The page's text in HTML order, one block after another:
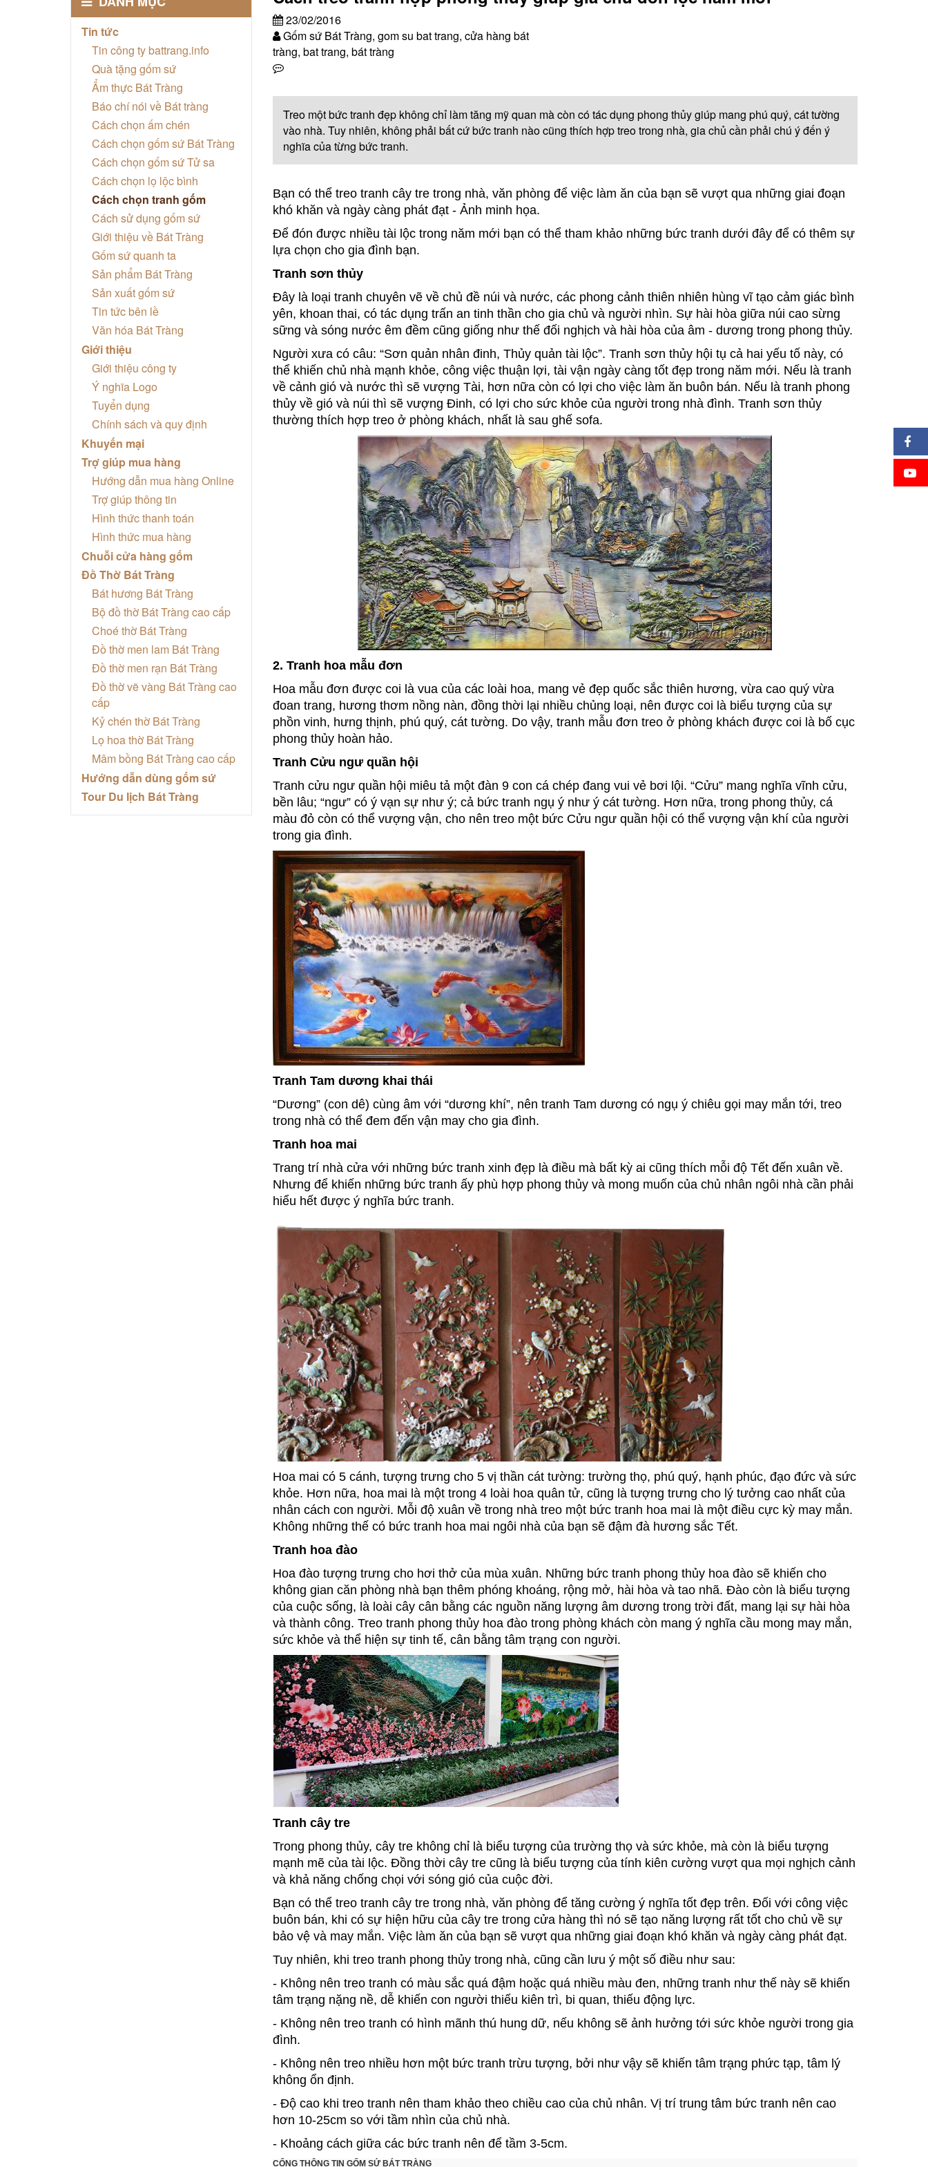
23/02/2016
Gốm sứ Bát Tràng, gom su bat trang, cửa hàng bát
tràng, bat trang, bát tràng
Treo một bức tranh đẹp không chỉ làm tăng mỹ quan mà còn có tác dụng phong thủy giúp mang phú quý, cát tường
vào nhà. Tuy nhiên, không phải bất cứ bức tranh nào cũng thích hợp treo trong nhà, gia chủ cần phải chú ý đến ý
nghĩa của từng bức tranh.
Bạn có thể treo tranh cây tre trong nhà, văn phòng để việc làm ăn của bạn sẽ vượt qua những giai đoạn
khó khăn và ngày càng phát đạt - Ảnh minh họa.
Để đón được nhiều tài lộc trong năm mới bạn có thể tham khảo những bức tranh dưới đây để có thêm sự
lựa chọn cho gia đình bạn.
Tranh sơn thủy
Đây là loại tranh chuyên vẽ về chủ đề núi và nước, các phong cảnh thiên nhiên hùng vĩ tạo cảm giác bình
yên, khoan thai, có tác dụng trấn an tinh thần cho gia chủ và người nhìn. Sự hài hòa giữa núi cao sừng
sững và sóng nước êm đềm cũng giống như thế đối nghịch và hài hòa của âm - dương trong phong thủy.
Người xưa có câu: “Sơn quản nhân đinh, Thủy quản tài lộc”. Tranh sơn thủy hội tụ cả hai yếu tố này, có
thể khiến chủ nhà mạnh khỏe, công việc thuận lợi, tài vận ngày càng tốt đẹp trong năm mới. Nếu là tranh
về cảnh gió và nước thì sẽ vượng Tài, hơn nữa còn có lợi cho việc làm ăn buôn bán. Nếu là tranh phong
thủy về gió và núi thì sẽ vượng Đinh, có lợi cho sức khỏe của người trong nhà đình. Tranh sơn thủy
thường thích hợp treo ở phòng khách, nhất là sau ghế sofa.
2. Tranh hoa mẫu đơn
Hoa mẫu đơn được coi là vua của các loài hoa, mang vẻ đẹp quốc sắc thiên hương, vừa cao quý vừa
đoan trang, hương thơm nồng nàn, đồng thời lại nhiều chủng loại, nên được coi là biểu tượng của sự
phồn vinh, hưng thịnh, phú quý, cát tường. Do vậy, tranh mẫu đơn treo ở phòng khách được coi là bố cục
phong thủy hoàn hảo.
Tranh Cửu ngư quần hội
Tranh cửu ngư quần hội miêu tả một đàn 9 con cá chép đang vui vẻ bơi lội. “Cửu” mang nghĩa vĩnh cửu,
bền lâu; “ngư” có ý vạn sự như ý; cả bức tranh ngụ ý như ý cát tường. Hơn nữa, trong phong thủy, cá
màu đỏ còn có thể vượng vận, cho nên treo một bức Cửu ngư quần hội có thể vượng vận khí của người
trong gia đình.
Tranh Tam dương khai thái
“Dương” (con dê) cùng âm với “dương khí”, nên tranh Tam dương có ngụ ý chiêu gọi may mắn tới, treo
trong nhà có thể đem đến vận may cho gia đình.
Tranh hoa mai
Trang trí nhà cửa với những bức tranh xinh đẹp là điều mà bất kỳ ai cũng thích mỗi độ Tết đến xuân về.
Nhưng để khiến những bức tranh ấy phù hợp phong thủy và mong muốn của chủ nhân ngôi nhà cần phải
hiểu hết được ý nghĩa bức tranh.
Hoa mai có 5 cánh, tượng trưng cho 5 vị thần cát tường: trường thọ, phú quý, hạnh phúc, đạo đức và sức
khỏe. Hơn nữa, hoa mai là một trong 4 loài hoa quân tử, cũng là tượng trưng cho lý tưởng cao nhất của
nhân cách con người. Mỗi độ xuân về trong nhà treo một bức tranh hoa mai là một điều cực kỳ may mắn.
Không những thế có bức tranh hoa mai ngôi nhà của bạn sẽ đậm đà hương sắc Tết.
Tranh hoa đào
Hoa đào tượng trưng cho hơi thở của mùa xuân. Những bức tranh phong thủy hoa đào sẽ khiến cho
không gian căn phòng nhà bạn thêm phóng khoáng, rộng mở, hài hòa và tao nhã. Đào còn là biểu tượng
của cuộc sống, là loài cây cân bằng các nguồn năng lượng âm dương trong trời đất, mang lại sự hài hòa
và thành công. Treo tranh phong thủy hoa đào trong phòng khách còn mang ý nghĩa cầu mong may mắn,
sức khỏe và thể hiện sự tinh tế, cân bằng tâm trạng con người.
Tranh cây tre
Trong phong thủy, cây tre không chỉ là biểu tượng của trường thọ và sức khỏe, mà còn là biểu tượng
mạnh mẽ của tài lộc. Đồng thời cây tre cũng là biểu tượng của tính kiên cường vượt qua mọi nghịch cảnh
và khả năng chống chọi với sóng gió của cuộc đời.
Bạn có thể treo tranh cây tre trong nhà, văn phòng để tăng cường ý nghĩa tốt đẹp trên. Đối với công việc
buôn bán, khi có sự hiện hữu của cây tre trong cửa hàng thì nó sẽ tạo năng lượng rất tốt cho chủ về sự
bảo vệ và may mắn. Việc làm ăn của bạn sẽ vượt qua những giai đoạn khó khăn và ngày càng phát đạt.
Tuy nhiên, khi treo tranh phong thủy trong nhà, cũng cần lưu ý một số điều như sau:
- Không nên treo tranh có màu sắc quá đậm hoặc quá nhiều màu đen, những tranh như thế này sẽ khiến
tâm trạng nặng nề, dễ khiến con người thiếu kiên trì, bi quan, thiếu động lực.
- Không nên treo tranh có hình mãnh thú hung dữ, nếu không sẽ ảnh hưởng tới sức khỏe người trong gia
đình.
- Không nên treo nhiều hơn một bức tranh trừu tượng, bởi như vậy sẽ khiến tâm trạng phức tạp, tâm lý
không ổn định.
- Độ cao khi treo tranh nên tham khảo theo chiều cao của chủ nhân. Vị trí trung tâm bức tranh nên cao
hơn 10-25cm so với tầm nhìn của chủ nhà.
- Khoảng cách giữa các bức tranh nên để tầm 3-5cm.
CỔNG THÔNG TIN GỐM SỨ BÁT TRÀNG
Tin tức
Tin công ty battrang.info
Quà tặng gốm sứ
Ẩm thực Bát Tràng
Báo chí nói về Bát tràng
Cách chọn ấm chén
Cách chọn gốm sứ Bát Tràng
Cách chọn gốm sứ Tử sa
Cách chọn lọ lộc bình
Cách chọn tranh gốm
Cách sử dụng gốm sứ
Giới thiệu về Bát Tràng
Gốm sứ quanh ta
Sản phẩm Bát Tràng
Sản xuất gốm sứ
Tin tức bên lề
Văn hóa Bát Tràng
Giới thiệu
Giới thiệu công ty
Ý nghĩa Logo
Tuyển dụng
Chính sách và quy định
Khuyến mại
Trợ giúp mua hàng
Hướng dẫn mua hàng Online
Trợ giúp thông tin
Hình thức thanh toán
Hình thức mua hàng
Chuỗi cửa hàng gốm
Đồ Thờ Bát Tràng
Bát hương Bát Tràng
Bộ đồ thờ Bát Tràng cao cấp
Choé thờ Bát Tràng
Đồ thờ men lam Bát Tràng
Đồ thờ men rạn Bát Tràng
Đồ thờ vẽ vàng Bát Tràng cao
cấp
Kỷ chén thờ Bát Tràng
Lọ hoa thờ Bát Tràng
Mâm bồng Bát Tràng cao cấp
Hướng dẫn dùng gốm sứ
Tour Du lịch Bát Tràng